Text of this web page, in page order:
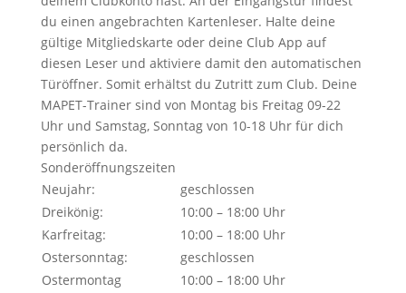
du einen angebrachten Kartenleser. Halte deine
gültige Mitgliedskarte oder deine Club App auf
diesen Leser und aktiviere damit den automatischen
Türöffner. Somit erhältst du Zutritt zum Club. Deine
MAPET-Trainer sind von Montag bis Freitag 09-22
Uhr und Samstag, Sonntag von 10-18 Uhr für dich
persönlich da.
Sonderöffnungszeiten
Neujahr:
geschlossen
Dreikönig:
10:00 – 18:00 Uhr
Karfreitag:
10:00 – 18:00 Uhr
Ostersonntag:
geschlossen
Ostermontag
10:00 – 18:00 Uhr